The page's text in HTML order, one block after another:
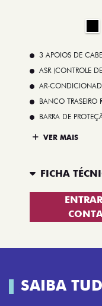
3 APOIOS DE
ASR (CONTROLE
AR-
BANCO TRASEIRO
BARRA DE
VER MAIS
FICHA
SAIBA